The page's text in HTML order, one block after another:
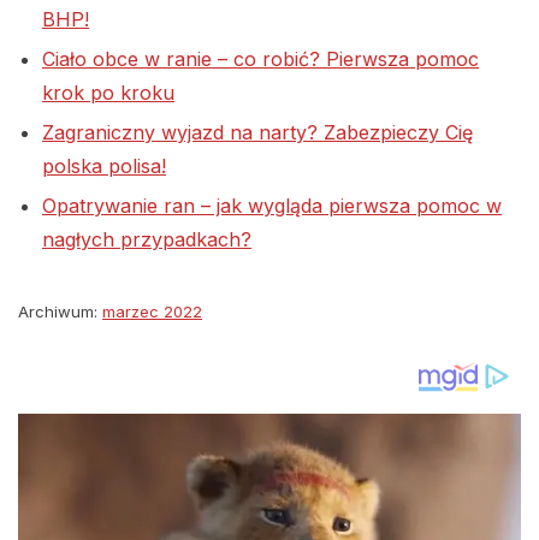
BHP!
Ciało obce w ranie – co robić? Pierwsza pomoc
krok po kroku
Zagraniczny wyjazd na narty? Zabezpieczy Cię
polska polisa!
Opatrywanie ran – jak wygląda pierwsza pomoc w
nagłych przypadkach?
Archiwum: marzec 2022